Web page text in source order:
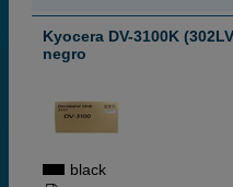
Kyocera DV-3100K
negro
black